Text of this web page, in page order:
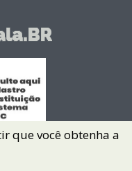
que você obtenha a